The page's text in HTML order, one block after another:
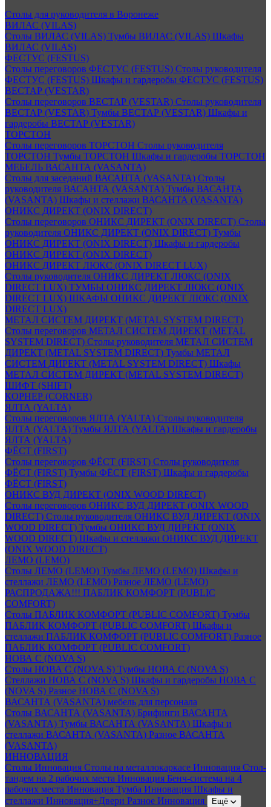
Столы для руководителя в Воронеже
ВИЛАС (VILAS)
Столы ВИЛАС (VILAS) Тумбы ВИЛАС (VILAS) Шкафы
ВИЛАС (VILAS)
ФЕСТУС (FESTUS)
Столы переговоров ФЕСТУС (FESTUS) Столы руководителя
ФЕСТУС (FESTUS) Шкафы и гардеробы ФЕСТУС (FESTUS)
ВЕСТАР (VESTAR)
Столы переговоров ВЕСТАР (VESTAR) Столы руководителя
ВЕСТАР (VESTAR) Тумбы ВЕСТАР (VESTAR) Шкафы и
гардеробы ВЕСТАР (VESTAR)
ТОРСТОН
Столы переговоров ТОРСТОН Столы руководителя
ТОРСТОН Тумбы ТОРСТОН Шкафы и гардеробы ТОРСТОН
МЕБЕЛЬ ВАСАНТА (VASANTA)
Столы для заседаний ВАСАНТА (VASANTA) Столы
руководителя ВАСАНТА (VASANTA) Тумбы ВАСАНТА
(VASANTA) Шкафы и стеллажи ВАСАНТА (VASANTA)
ОНИКС ДИРЕКТ (ONIX DIRECT)
Столы переговоров ОНИКС ДИРЕКТ (ONIX DIRECT) Столы
руководителя ОНИКС ДИРЕКТ (ONIX DIRECT) Тумбы
ОНИКС ДИРЕКТ (ONIX DIRECT) Шкафы и гардеробы
ОНИКС ДИРЕКТ (ONIX DIRECT)
ОНИКС ДИРЕКТ ЛЮКС (ONIX DIRECT LUX)
Столы руководителя ОНИКС ДИРЕКТ ЛЮКС (ONIX
DIRECT LUX) ТУМБЫ ОНИКС ДИРЕКТ ЛЮКС (ONIX
DIRECT LUX) ШКАФЫ ОНИКС ДИРЕКТ ЛЮКС (ONIX
DIRECT LUX)
МЕТАЛ СИСТЕМ ДИРЕКТ (METAL SYSTEM DIRECT)
Столы переговоров МЕТАЛ СИСТЕМ ДИРЕКТ (METAL
SYSTEM DIRECT) Столы руководителя МЕТАЛ СИСТЕМ
ДИРЕКТ (METAL SYSTEM DIRECT) Тумбы МЕТАЛ
СИСТЕМ ДИРЕКТ (METAL SYSTEM DIRECT) Шкафы
МЕТАЛ СИСТЕМ ДИРЕКТ (METAL SYSTEM DIRECT)
ШИФТ (SHIFT)
КОРНЕР (CORNER)
ЯЛТА (YALTA)
Столы переговоров ЯЛТА (YALTA) Столы руководителя
ЯЛТА (YALTA) Тумбы ЯЛТА (YALTA) Шкафы и гардеробы
ЯЛТА (YALTA)
ФЁСТ (FIRST)
Столы переговоров ФЁСТ (FIRST) Столы руководителя
ФЁСТ (FIRST) Тумбы ФЁСТ (FIRST) Шкафы и гардеробы
ФЁСТ (FIRST)
ОНИКС ВУД ДИРЕКТ (ONIX WOOD DIRECT)
Столы переговоров ОНИКС ВУД ДИРЕКТ (ONIX WOOD
DIRECT) Столы руководителя ОНИКС ВУД ДИРЕКТ (ONIX
WOOD DIRECT) Тумбы ОНИКС ВУД ДИРЕКТ (ONIX
WOOD DIRECT) Шкафы и стеллажи ОНИКС ВУД ДИРЕКТ
(ONIX WOOD DIRECT)
ЛЕМО (LEMO)
Столы ЛЕМО (LEMO) Тумбы ЛЕМО (LEMO) Шкафы и
стеллажи ЛЕМО (LEMO) Разное ЛЕМО (LEMO)
РАСПРОДАЖА!!! ПАБЛИК КОМФОРТ (PUBLIC
COMFORT)
Столы ПАБЛИК КОМФОРТ (PUBLIC COMFORT) Тумбы
ПАБЛИК КОМФОРТ (PUBLIC COMFORT) Шкафы и
стеллажи ПАБЛИК КОМФОРТ (PUBLIC COMFORT) Разное
ПАБЛИК КОМФОРТ (PUBLIC COMFORT)
НОВА С (NOVA S)
Столы НОВА С (NOVA S) Тумбы НОВА С (NOVA S)
Стеллажи НОВА С (NOVA S) Шкафы и гардеробы НОВА С
(NOVA S) Разное НОВА С (NOVA S)
ВАСАНТА (VASANTA) мебель для персонала
Столы ВАСАНТА (VASANTA) Брифинги ВАСАНТА
(VASANTA) Тумбы ВАСАНТА (VASANTA) Шкафы и
стеллажи ВАСАНТА (VASANTA) Разное ВАСАНТА
(VASANTA)
ИННОВАЦИЯ
Столы Инновация Столы на металлокаркасе Инновация Стол-
тандем на 2 рабочих места Инновация Бенч-система на 4
рабочих места Инновация Тумба Инновация Шкафы и
стеллажи Инновация+Двери Разное Инновация Ещё